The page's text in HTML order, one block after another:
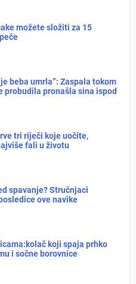
možete složiti za 15
beba umrla”: Zaspala tokom
probudila pronašla sina ispod
tri riječi koje uočite,
fali u životu
spavanje? Stručnjaci
ove navike
koji spaja prhko
i sočne borovnice